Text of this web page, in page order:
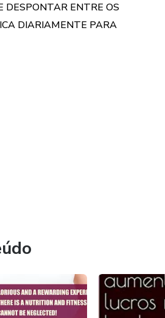
DESPONTAR ENTRE OS
DIARIAMENTE PARA